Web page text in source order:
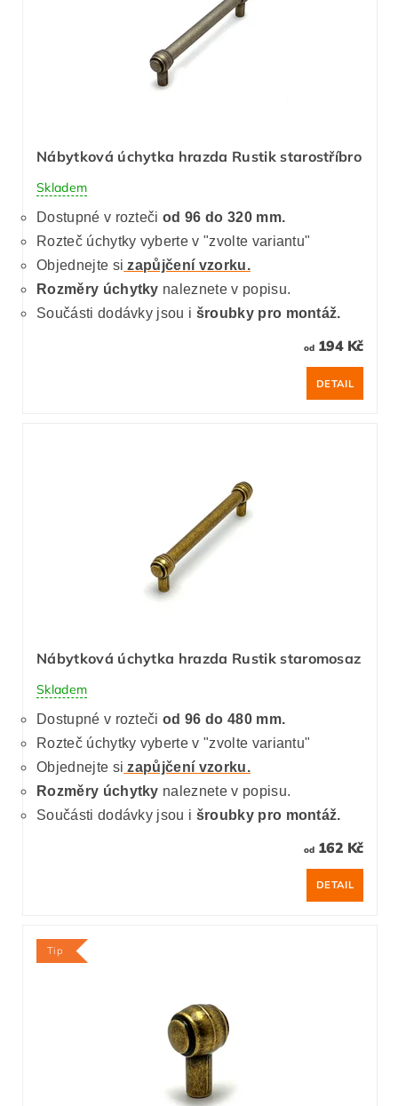
Nábytková úchytka hrazda Rustik starostříbro
Skladem
Dostupné v rozteči od 96 do 320 mm.
Rozteč úchytky vyberte v "zvolte variantu"
Objednejte si zapůjčení vzorku.
Rozměry úchytky naleznete v popisu.
Součásti dodávky jsou i šroubky pro montáž.
od194 Kč
DETAIL
Nábytková úchytka hrazda Rustik staromosaz
Skladem
Dostupné v rozteči od 96 do 480 mm.
Rozteč úchytky vyberte v "zvolte variantu"
Objednejte si zapůjčení vzorku.
Rozměry úchytky naleznete v popisu.
Součásti dodávky jsou i šroubky pro montáž.
od162 Kč
DETAIL
Tip